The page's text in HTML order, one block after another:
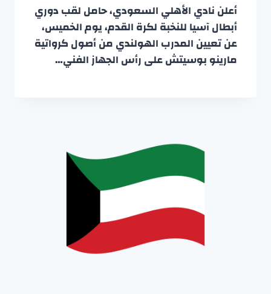
أعلن نادي الأهلي السعودي، حامل لقب دوري
أبطال آسيا للنخبة لكرة القدم، يوم الخميس،
عن تعيين المدرب الهولندي من أصول كرواتية
مارينو بوسيتش على رأس الجهاز الفني…